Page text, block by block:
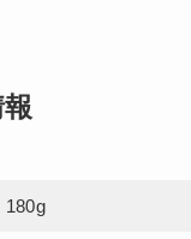
180g